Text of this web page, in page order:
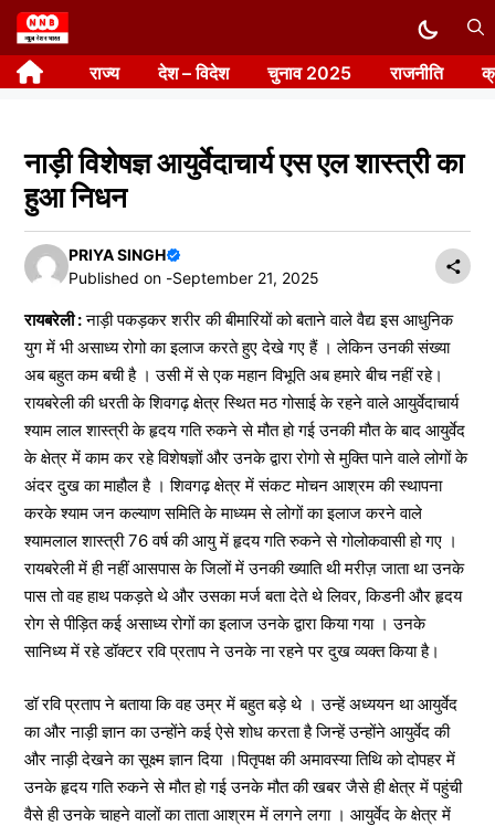
Skip
to
content राज्य देश – विदेश चुनाव 2025 राजनीति
नाड़ी विशेषज्ञ आयुर्वेदाचार्य एस एल शास्त्री का
हुआ निधन
PRIYA SINGH
Published on -September 21, 2025
रायबरेली :नाड़ी पकड़कर शरीर की बीमारियों को बताने वाले वैद्य इस आधुनिक
युग में भी असाध्य रोगो का इलाज करते हुए देखे गए हैं । लेकिन उनकी संख्या
अब बहुत कम बची है । उसी में से एक महान विभूति अब हमारे बीच नहीं रहे।
रायबरेली की धरती के शिवगढ़ क्षेत्र स्थित मठ गोसाई के रहने वाले आयुर्वेदाचार्य
श्याम लाल शास्त्री के हृदय गति रुकने से मौत हो गई उनकी मौत के बाद आयुर्वेद
के क्षेत्र में काम कर रहे विशेषज्ञों और उनके द्वारा रोगो से मुक्ति पाने वाले लोगों के
अंदर दुख का माहौल है । शिवगढ़ क्षेत्र में संकट मोचन आश्रम की स्थापना
करके श्याम जन कल्याण समिति के माध्यम से लोगों का इलाज करने वाले
श्यामलाल शास्त्री 76 वर्ष की आयु में हृदय गति रुकने से गोलोकवासी हो गए ।
रायबरेली में ही नहीं आसपास के जिलों में उनकी ख्याति थी मरीज़ जाता था उनके
पास तो वह हाथ पकड़ते थे और उसका मर्ज बता देते थे लिवर, किडनी और हृदय
रोग से पीड़ित कई असाध्य रोगों का इलाज उनके द्वारा किया गया । उनके
सानिध्य में रहे डॉक्टर रवि प्रताप ने उनके ना रहने पर दुख व्यक्त किया है।
डॉ रवि प्रताप ने बताया कि वह उम्र में बहुत बड़े थे । उन्हें अध्ययन था आयुर्वेद
का और नाड़ी ज्ञान का उन्होंने कई ऐसे शोध करता है जिन्हें उन्होंने आयुर्वेद की
और नाड़ी देखने का सूक्ष्म ज्ञान दिया ।पितृपक्ष की अमावस्या तिथि को दोपहर में
उनके हृदय गति रुकने से मौत हो गई उनके मौत की खबर जैसे ही क्षेत्र में पहुंची
वैसे ही उनके चाहने वालों का ताता आश्रम में लगने लगा । आयुर्वेद के क्षेत्र में